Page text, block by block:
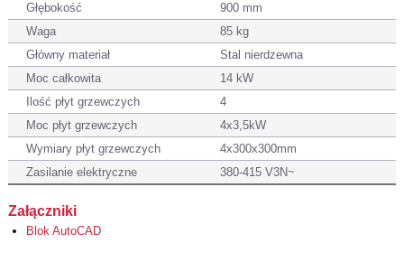
Głębokość
900 mm
Waga
85 kg
Główny materiał
Stal nierdzewna
Moc całkowita
14 kW
Ilość płyt grzewczych
4
Moc płyt grzewczych
4x3,5kW
Wymiary płyt grzewczych
4x300x300mm
Zasilanie elektryczne
380-415 V3N~
Załączniki
Blok AutoCAD